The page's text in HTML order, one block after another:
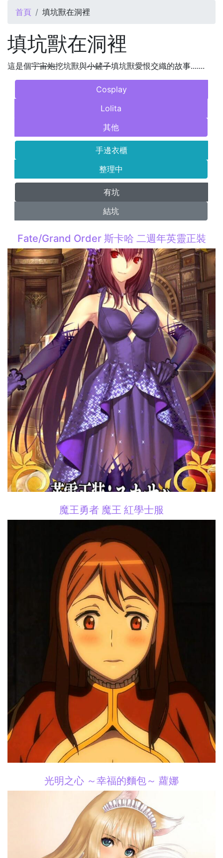
您在這裡
首頁 填坑獸在洞裡
填坑獸在洞裡
這是個宇宙炮挖坑獸與小鏟子填坑獸愛恨交織的故事.......
Cosplay
Lolita
其他
手邊衣櫃
整理中
有坑
結坑
Fate/Grand Order 斯卡哈 二週年英靈正裝
魔王勇者 魔王 紅學士服
光明之心 ～幸福的麵包～ 蘿娜